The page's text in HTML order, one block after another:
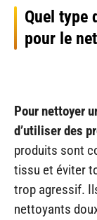
Quel type
pour le
Pour nettoyer
d’utiliser des
produits sont
tissu et éviter
trop agressif.
nettoyants